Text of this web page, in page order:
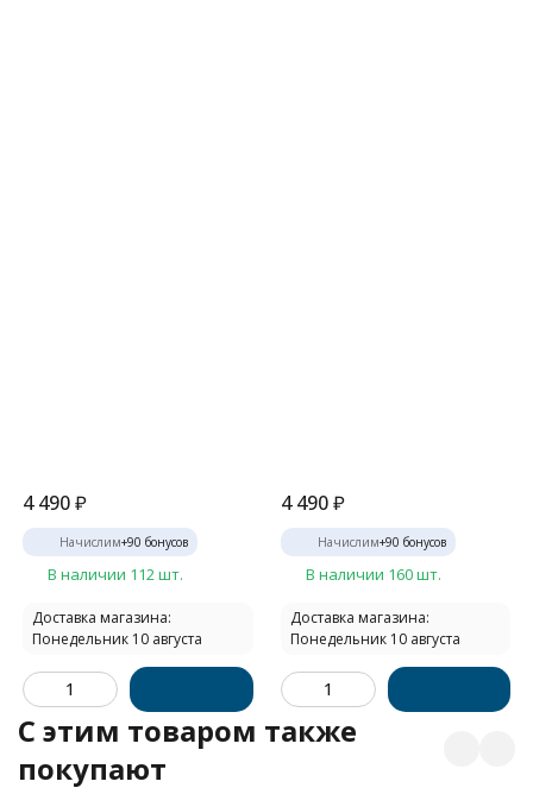
4 490₽
Начислим+90 бонусов
В наличии 112 шт.
Доставка магазина:
Понедельник 10 августа
4 490 ₽
Начислим+90 бонусов
В наличии 160 шт.
Доставка магазина:
Понедельник 10 августа
C этим товаром также
покупают